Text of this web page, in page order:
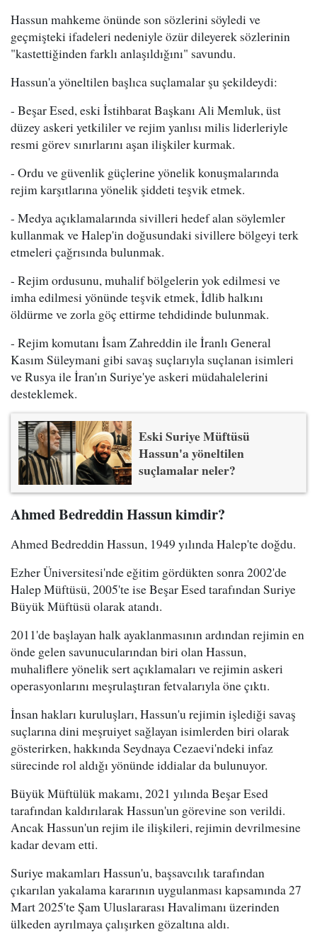
Hassun mahkeme önünde son sözlerini söyledi ve
geçmişteki ifadeleri nedeniyle özür dileyerek sözlerinin
"kastettiğinden farklı anlaşıldığını" savundu.
Hassun'a yöneltilen başlıca suçlamalar şu şekildeydi:
- Beşar Esed, eski İstihbarat Başkanı Ali Memluk, üst
düzey askeri yetkililer ve rejim yanlısı milis liderleriyle
resmi görev sınırlarını aşan ilişkiler kurmak.
- Ordu ve güvenlik güçlerine yönelik konuşmalarında
rejim karşıtlarına yönelik şiddeti teşvik etmek.
- Medya açıklamalarında sivilleri hedef alan söylemler
kullanmak ve Halep'in doğusundaki sivillere bölgeyi terk
etmeleri çağrısında bulunmak.
- Rejim ordusunu, muhalif bölgelerin yok edilmesi ve
imha edilmesi yönünde teşvik etmek, İdlib halkını
öldürme ve zorla göç ettirme tehdidinde bulunmak.
- Rejim komutanı İsam Zahreddin ile İranlı General
Kasım Süleymani gibi savaş suçlarıyla suçlanan isimleri
ve Rusya ile İran'ın Suriye'ye askeri müdahalelerini
desteklemek.
Eski Suriye Müftüsü
Hassun'a yöneltilen
suçlamalar neler?
Ahmed Bedreddin Hassun kimdir?
Ahmed Bedreddin Hassun, 1949 yılında Halep'te doğdu.
Ezher Üniversitesi'nde eğitim gördükten sonra 2002'de
Halep Müftüsü, 2005'te ise Beşar Esed tarafından Suriye
Büyük Müftüsü olarak atandı.
2011'de başlayan halk ayaklanmasının ardından rejimin en
önde gelen savunucularından biri olan Hassun,
muhaliflere yönelik sert açıklamaları ve rejimin askeri
operasyonlarını meşrulaştıran fetvalarıyla öne çıktı.
İnsan hakları kuruluşları, Hassun'u rejimin işlediği savaş
suçlarına dini meşruiyet sağlayan isimlerden biri olarak
gösterirken, hakkında Seydnaya Cezaevi'ndeki infaz
sürecinde rol aldığı yönünde iddialar da bulunuyor.
Büyük Müftülük makamı, 2021 yılında Beşar Esed
tarafından kaldırılarak Hassun'un görevine son verildi.
Ancak Hassun'un rejim ile ilişkileri, rejimin devrilmesine
kadar devam etti.
Suriye makamları Hassun'u, başsavcılık tarafından
çıkarılan yakalama kararının uygulanması kapsamında 27
Mart 2025'te Şam Uluslararası Havalimanı üzerinden
ülkeden ayrılmaya çalışırken gözaltına aldı.